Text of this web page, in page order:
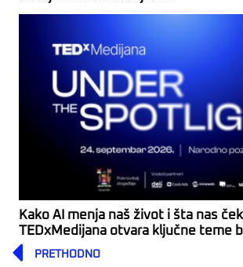
Kako AI menja naš život i šta nas
TEDxMedijana otvara ključne teme
Prev
PRETHODNO